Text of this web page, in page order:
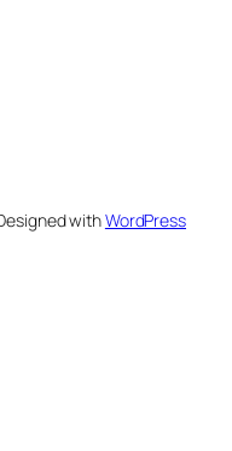
withWordPress